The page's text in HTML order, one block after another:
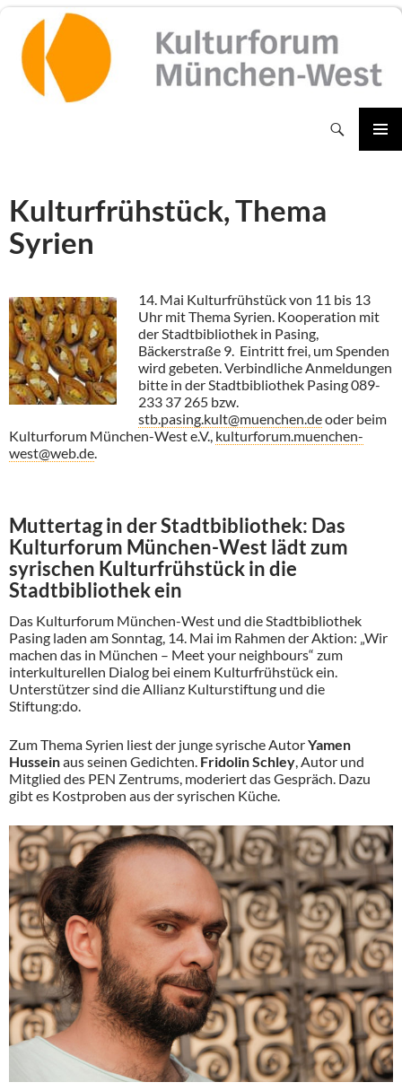
Inhalt
springen
Kulturfrühstück, Thema
Syrien
14. Mai Kulturfrühstück von 11 bis 13
Uhr mit Thema Syrien. Kooperation mit
der Stadtbibliothek in Pasing,
Bäckerstraße 9. Eintritt frei, um Spenden
wird gebeten. Verbindliche Anmeldungen
bitte in der Stadtbibliothek Pasing 089-
233 37 265 bzw.
stb.pasing.kult@muenchen.deoder beim
Kulturforum München-West e.V., kulturforum.muenchen-
west@web.de.
Muttertag in der Stadtbibliothek: Das
Kulturforum München-West lädt zum
syrischen Kulturfrühstück in die
Stadtbibliothek ein
Das Kulturforum München-West und die Stadtbibliothek
Pasing laden am Sonntag, 14. Mai im Rahmen der Aktion: „Wir
machen das in München – Meet your neighbours“ zum
interkulturellen Dialog bei einem Kulturfrühstück ein.
Unterstützer sind die Allianz Kulturstiftung und die
Stiftung:do.
Zum Thema Syrien liest der junge syrische AutorYamen
Husseinaus seinen Gedichten. Fridolin Schley, Autor und
Mitglied des PEN Zentrums, moderiert das Gespräch. Dazu
gibt es Kostproben aus der syrischen Küche.